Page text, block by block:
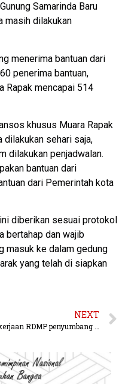
Samarinda Baru
masih dilakukan
menerima bantuan dari
penerima bantuan,
Rapak mencapai 514
khusus Muara Rapak
dilakukan sehari saja,
dilakukan penjadwalan.
bantuan dari
dari Pemerintah kota
diberikan sesuai protokol
bertahap dan wajib
masuk ke dalam gedung
yang telah di siapkan
NEXT